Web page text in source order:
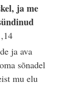
ja me
ja ava
sõnadel
mu elu